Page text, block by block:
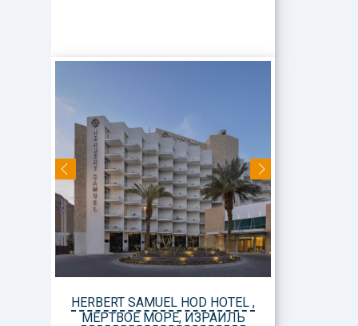
HERBERT SAMUEL HOD HOTEL ,
МЕРТВОЕ МОРЕ, ИЗРАИЛЬ